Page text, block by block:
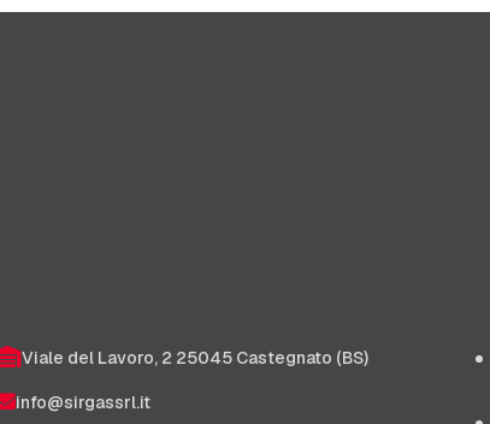
Viale del Lavoro, 2 25045 Castegnato (BS)
info@sirgassrl.it